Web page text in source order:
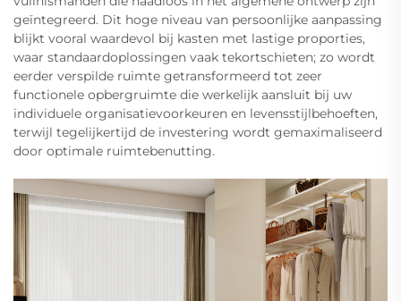
geïntegreerd. Dit hoge niveau van persoonlijke aanpassing
blijkt vooral waardevol bij kasten met lastige proporties,
waar standaardoplossingen vaak tekortschieten; zo wordt
eerder verspilde ruimte getransformeerd tot zeer
functionele opbergruimte die werkelijk aansluit bij uw
individuele organisatievoorkeuren en levensstijlbehoeften,
terwijl tegelijkertijd de investering wordt gemaximaliseerd
door optimale ruimtebenutting.